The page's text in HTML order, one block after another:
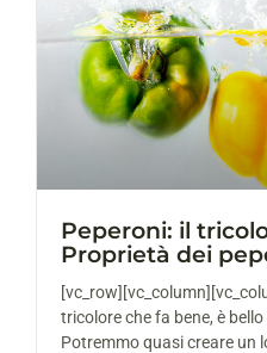
Peperoni: il
Proprietà dei
tricolore che fa bene, è
Potremmo quasi creare un